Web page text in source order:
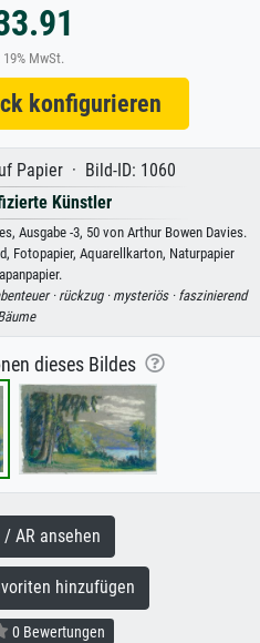
MwSt.
konfigurieren
Papier · Bild-ID: 1060
Künstler
Ausgabe -3, 50 von Arthur Bowen Davies.
Fotopapier, Aquarellkarton, Naturpapier
·rückzug · mysteriös · faszinierend
dieses Bildes
AR ansehen
hinzufügen
0 Bewertungen